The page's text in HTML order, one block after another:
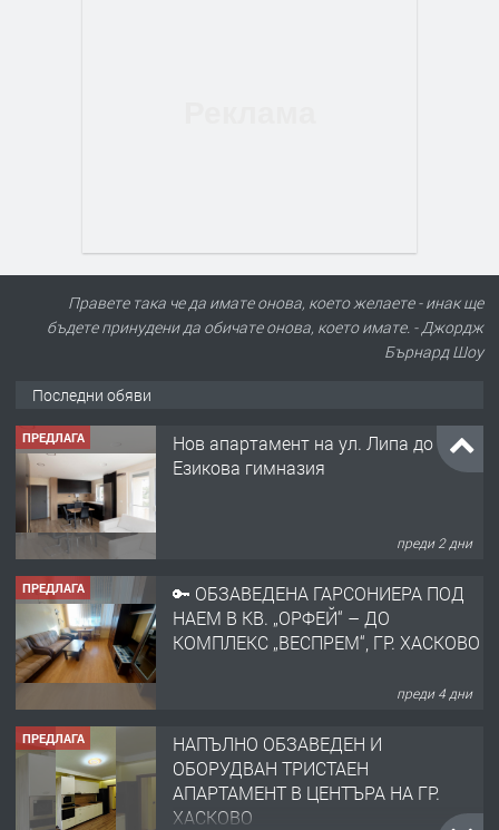
Правете така че да имате онова, което желаете - инак ще
бъдете принудени да обичате онова, което имате. - Джордж
Бърнард Шоу
Последни обяви
ПРЕДЛАГА
Нов апартамент на ул. Липа до
Езикова гимназия
преди 2 дни
ПРЕДЛАГА
🔑 ОБЗАВЕДЕНА ГАРСОНИЕРА ПОД
НАЕМ В КВ. „ОРФЕЙ“ – ДО
КОМПЛЕКС „ВЕСПРЕМ“, ГР. ХАСКОВО
преди 4 дни
ПРЕДЛАГА
НАПЪЛНО ОБЗАВЕДЕН И
ОБОРУДВАН ТРИСТАЕН
АПАРТАМЕНТ В ЦЕНТЪРА НА ГР.
ХАСКОВО